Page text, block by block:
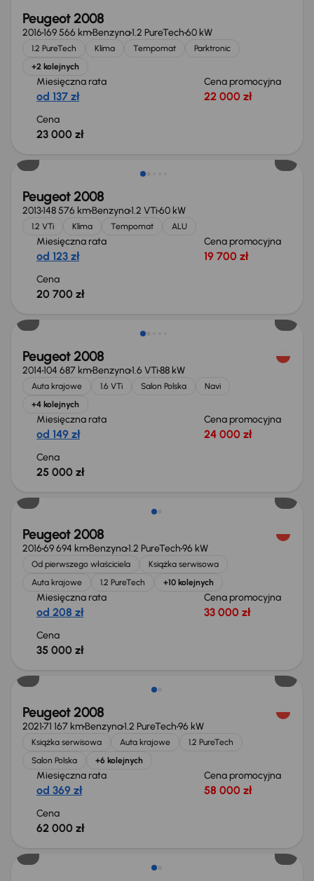
Peugeot 2008
2016169 566 kmBenzyna1.2 PureTech60 kW
1.2 PureTech Klima Tempomat
Parktronic
+2 kolejnych
Miesięczna rata
od 137 zł
Cena promocyjna
22 000 zł
Cena
23 000 zł
Peugeot 2008
2013148 576 kmBenzyna1.2 VTi60 kW
1.2 VTi Klima Tempomat ALU
Miesięczna rata
od 123 zł
Cena promocyjna
19 700 zł
Cena
20 700 zł
Peugeot 2008
2014104 687 kmBenzyna1.6 VTi88 kW
Auta krajowe 1.6 VTi Salon Polska
Navi
+4 kolejnych
Miesięczna rata
od 149 zł
Cena promocyjna
24 000 zł
Cena
25 000 zł
Peugeot 2008
201669 694 kmBenzyna1.2 PureTech96 kW
Od pierwszego właściciela
Książka serwisowa
Auta krajowe
1.2 PureTech +10 kolejnych
Miesięczna rata
od 208 zł
Cena promocyjna
33 000 zł
Cena
35 000 zł
Peugeot 2008
202171 167 kmBenzyna1.2 PureTech96 kW
Książka serwisowa Auta krajowe
1.2 PureTech
Salon Polska
+6 kolejnych
Miesięczna rata
od 369 zł
Cena promocyjna
58 000 zł
Cena
62 000 zł